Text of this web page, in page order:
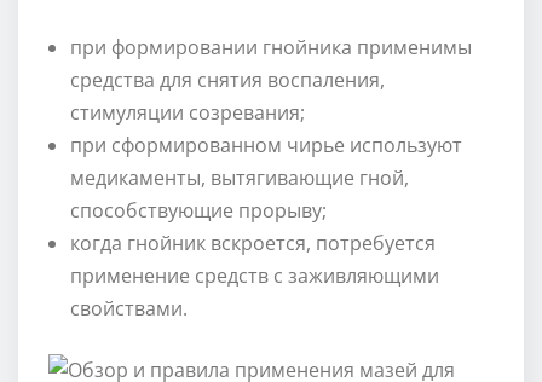
при формировании гнойника применимы
средства для снятия воспаления,
стимуляции созревания;
при сформированном чирье используют
медикаменты, вытягивающие гной,
способствующие прорыву;
когда гнойник вскроется, потребуется
применение средств с заживляющими
свойствами.